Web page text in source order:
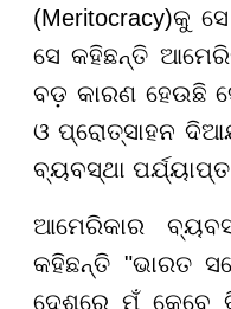
(Meritocracy)କୁ
ସେ କହିଛନ୍ତି
ବଡ଼ କାରଣ ହେଉଛି
ଓ ପ୍ରୋତ୍ସାହନ
ବ୍ୟବସ୍ଥା ପର୍ଯ୍ୟାପ୍ତ
ଆମେରିକାର
କହିଛନ୍ତି "ଭାରତ
ଦେଶରେ ମୁଁ କେବେ